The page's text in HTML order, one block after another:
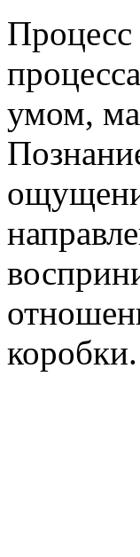
Процесс
умом,
коробки.